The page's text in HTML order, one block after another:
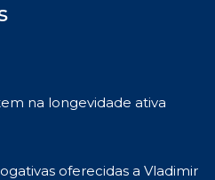
na longevidade ativa
oferecidas a Vladimir